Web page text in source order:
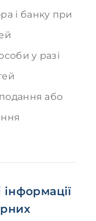
і банку при
у разі
або